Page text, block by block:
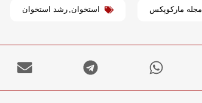
مجله مارکوپکس استخوان, رشد استخوان